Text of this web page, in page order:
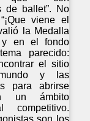
de ballet”. No
viene el
la Medalla
y en el fondo
parecido:
el sitio
y las
para abrirse
un ámbito
competitivo.
son los